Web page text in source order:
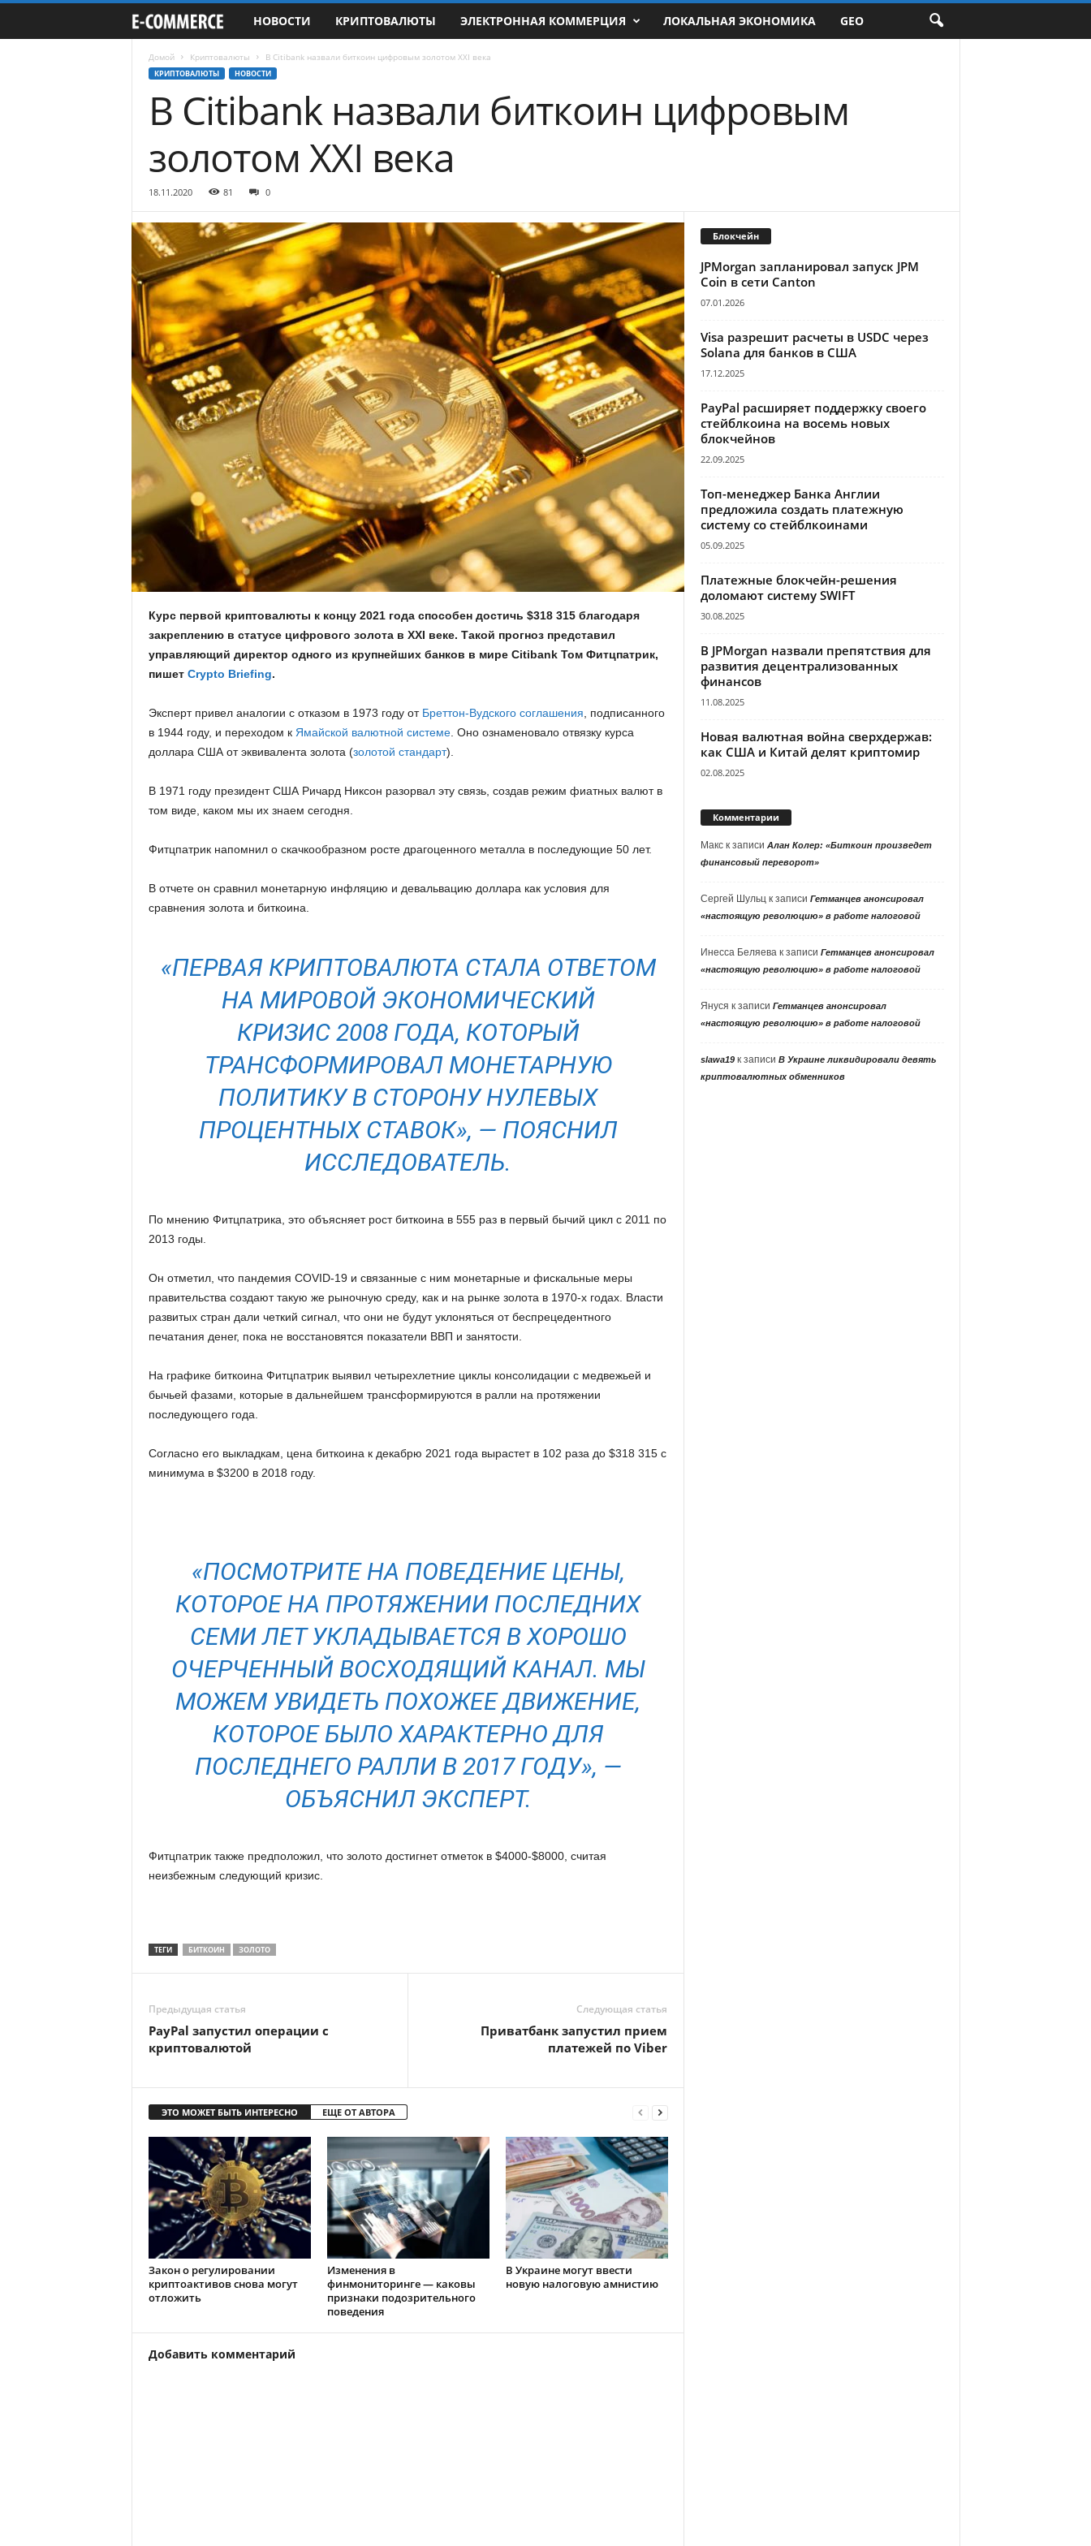
-
o
e
r
c
e
c
m
.
u
a
НОВОСТИ КРИПТОВАЛЮТЫ ЭЛЕКТРОННАЯ КОММЕРЦИЯ ЛОКАЛЬНАЯ ЭКОНОМИКА GEO
Домой Криптовалюты В Citibank назвали биткоин цифровым золотом XXI века
КРИПТОВАЛЮТЫ НОВОСТИ
В Citibank назвали биткоин цифровым
золотом XXI века
18.11.2020 81 0
Курс первой криптовалюты к концу 2021 года способен достичь $318 315 благодаря
закреплению в статусе цифрового золота в XXI веке. Такой прогноз представил
управляющий директор одного из крупнейших банков в мире Citibank Том Фитцпатрик,
пишет Crypto Briefing.
Эксперт привел аналогии с отказом в 1973 году от Бреттон-Вудского соглашения , подписанного
в 1944 году, и переходом к Ямайской валютной системе. Оно ознаменовало отвязку курса
доллара США от эквивалента золота (золотой стандарт).
В 1971 году президент США Ричард Никсон разорвал эту связь, создав режим фиатных валют в
том виде, каком мы их знаем сегодня.
Фитцпатрик напомнил о скачкообразном росте драгоценного металла в последующие 50 лет.
В отчете он сравнил монетарную инфляцию и девальвацию доллара как условия для
сравнения золота и биткоина.
«ПЕРВАЯ КРИПТОВАЛЮТА СТАЛА ОТВЕТОМ
НА МИРОВОЙ ЭКОНОМИЧЕСКИЙ
КРИЗИС2008 ГОДА, КОТОРЫЙ
ТРАНСФОРМИРОВАЛ МОНЕТАРНУЮ
ПОЛИТИКУ В СТОРОНУ НУЛЕВЫХ
ПРОЦЕНТНЫХ СТАВОК», — ПОЯСНИЛ
ИССЛЕДОВАТЕЛЬ.
По мнению Фитцпатрика, это объясняет рост биткоина в 555 раз в первый бычий цикл с 2011 по
2013 годы.
Он отметил, что пандемия COVID-19 и связанные с ним монетарные и фискальные меры
правительства создают такую же рыночную среду, как и на рынке золота в 1970-х годах. Власти
развитых стран дали четкий сигнал, что они не будут уклоняться от беспрецедентного
печатания денег, пока не восстановятся показатели ВВП и занятости.
На графике биткоина Фитцпатрик выявил четырехлетние циклы консолидации с медвежьей и
бычьей фазами, которые в дальнейшем трансформируются в ралли на протяжении
последующего года.
Согласно его выкладкам, цена биткоина к декабрю 2021 года вырастет в 102 раза до $318 315 с
минимума в $3200 в 2018 году.
«ПОСМОТРИТЕ НА ПОВЕДЕНИЕ ЦЕНЫ,
КОТОРОЕ НА ПРОТЯЖЕНИИ ПОСЛЕДНИХ
СЕМИ ЛЕТ УКЛАДЫВАЕТСЯ В ХОРОШО
ОЧЕРЧЕННЫЙ ВОСХОДЯЩИЙ КАНАЛ. МЫ
МОЖЕМ УВИДЕТЬ ПОХОЖЕЕ ДВИЖЕНИЕ,
КОТОРОЕ БЫЛО ХАРАКТЕРНО ДЛЯ
ПОСЛЕДНЕГО РАЛЛИ В 2017 ГОДУ», —
ОБЪЯСНИЛ ЭКСПЕРТ.
Фитцпатрик также предположил, что золото достигнет отметок в $4000-$8000, считая
неизбежным следующий кризис.
ТЕГИ БИТКОИН ЗОЛОТО
Предыдущая статья
PayPal запустил операции с
криптовалютой
Следующая статья
Приватбанк запустил прием
платежей по Viber
ЭТО МОЖЕТ БЫТЬ ИНТЕРЕСНО ЕЩЕ ОТ АВТОРА
Закон о регулировании
криптоактивов снова могут
отложить
Изменения в
финмониторинге — каковы
признаки подозрительного
поведения
В Украине могут ввести
новую налоговую амнистию
Добавить комментарий
Блокчейн
JPMorgan запланировал запуск JPM
Coin в сети Canton
07.01.2026
Visa разрешит расчеты в USDC через
Solana для банков в США
17.12.2025
PayPal расширяет поддержку своего
стейблкоина на восемь новых
блокчейнов
22.09.2025
Топ-менеджер Банка Англии
предложила создать платежную
систему со стейблкоинами
05.09.2025
Платежные блокчейн-решения
доломают систему SWIFT
30.08.2025
В JPMorgan назвали препятствия для
развития децентрализованных
финансов
11.08.2025
Новая валютная война сверхдержав:
как США и Китай делят криптомир
02.08.2025
Комментарии
Макск записи Алан Колер: «Биткоин произведет
финансовый переворот»
Сергей Шульцк записи Гетманцев анонсировал
«настоящую революцию» в работе налоговой
Инесса Беляевак записи Гетманцев анонсировал
«настоящую революцию» в работе налоговой
Януся к записи Гетманцев анонсировал
«настоящую революцию» в работе налоговой
slawa19к записи В Украине ликвидировали девять
криптовалютных обменников